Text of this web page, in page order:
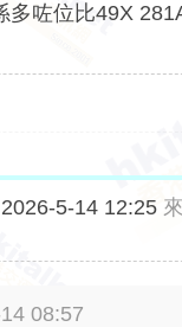
咗位比49X
5-14 12:25
08:57